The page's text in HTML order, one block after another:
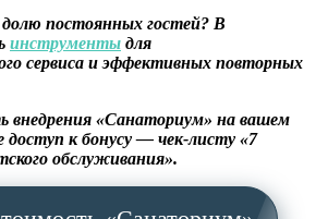
постоянных гостей? В
инструменты для
сервиса и эффективных повторных
внедрения «Санаториум» на вашем
доступ к бонусу — чек-листу «7
обслуживания».